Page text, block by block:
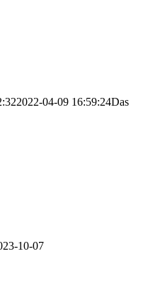
2022-04-09 16:59:24Das
10-07